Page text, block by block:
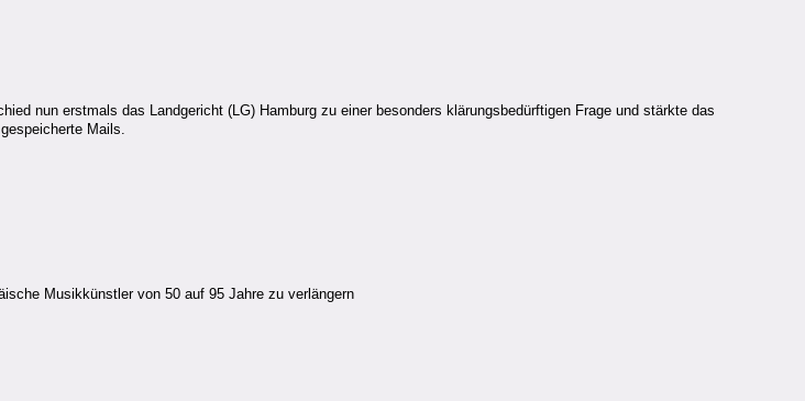
nun erstmals das Landgericht (LG) Hamburg zu einer besonders klärungsbedürftigen Frage und stärkte das
Mails.
Musikkünstler von 50 auf 95 Jahre zu verlängern